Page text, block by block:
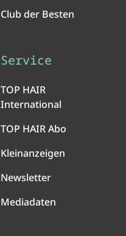
Club der Besten
Service
TOP HAIR
International
TOP HAIR Abo
Kleinanzeigen
Newsletter
Mediadaten